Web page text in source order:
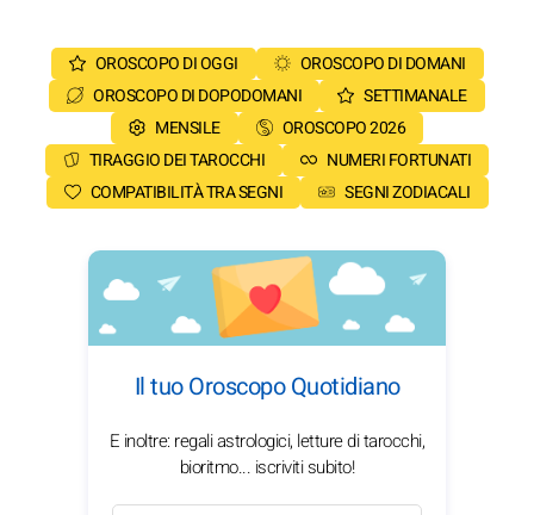
OROSCOPO DI OGGI
OROSCOPO DI DOMANI
OROSCOPO DI DOPODOMANI
SETTIMANALE
MENSILE
OROSCOPO 2026
TIRAGGIO DEI TAROCCHI
NUMERI FORTUNATI
COMPATIBILITÀ TRA SEGNI
SEGNI ZODIACALI
Il tuo Oroscopo Quotidiano
E inoltre: regali astrologici, letture di tarocchi,
bioritmo... iscriviti subito!